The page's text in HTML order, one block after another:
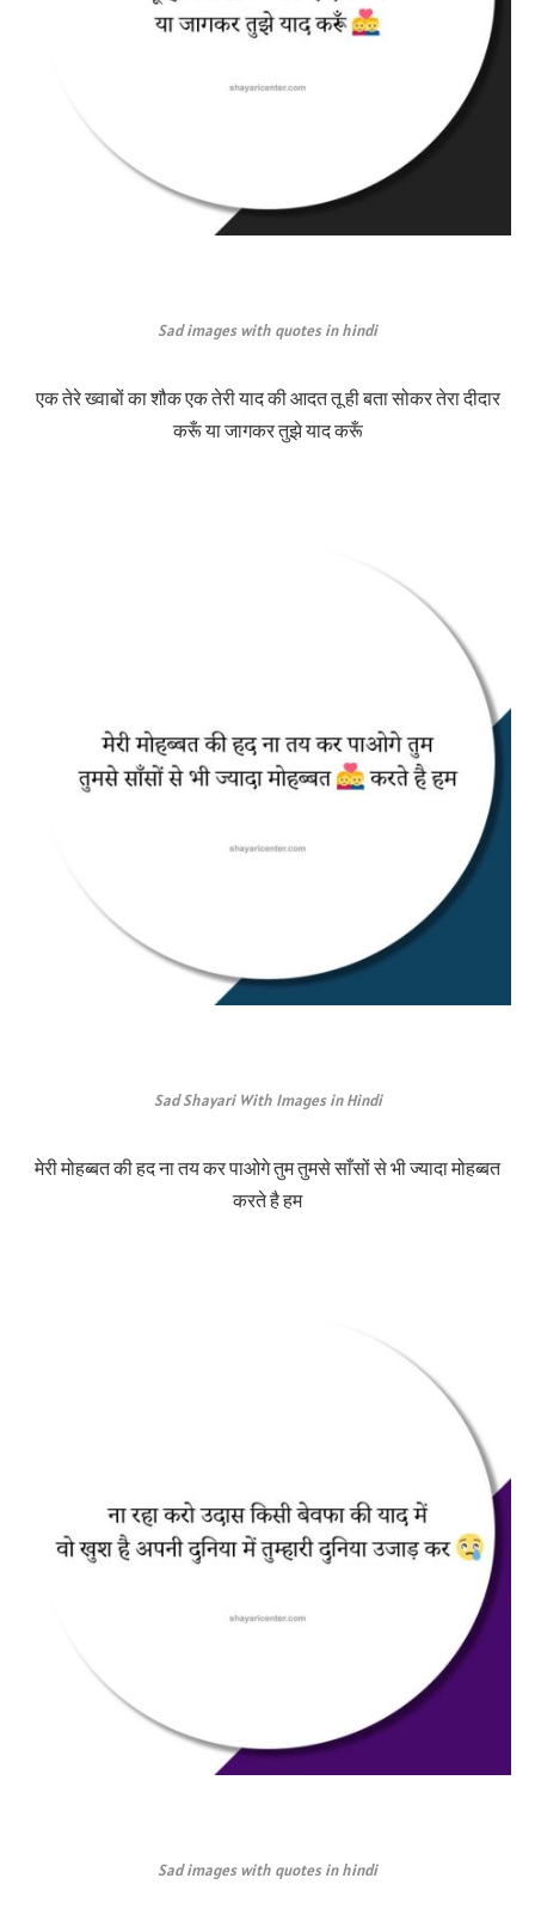
Sad images with quotes in hindi
एक तेरे ख्वाबों का शौक एक तेरी याद की आदत तू ही बता सोकर तेरा दीदार
करूँ या जागकर तुझे याद करूँ
Sad Shayari With Images in Hindi
मेरी मोहब्बत की हद ना तय कर पाओगे तुम तुमसे साँसों से भी ज्यादा मोहब्बत
करते है हम
Sad images with quotes in hindi